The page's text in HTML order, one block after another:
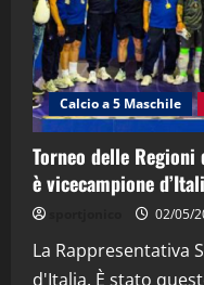
4
Calcio a 5 Maschile
Torneo delle
è vicecampione
02/05/
La Rappresentativa
d'Italia. È stato